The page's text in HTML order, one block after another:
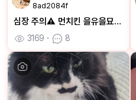
8ad2084f
심장 주의⚠️ 먼치킨 을유을묘의 치명적인 애교
3169 ㆍ 8